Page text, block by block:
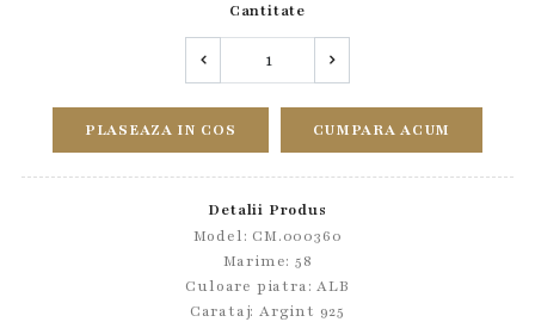
Cantitate
PLASEAZA IN COS CUMPARA ACUM
Detalii Produs
Model: CM.000360
Marime: 58
Culoare piatra: ALB
Carataj: Argint 925